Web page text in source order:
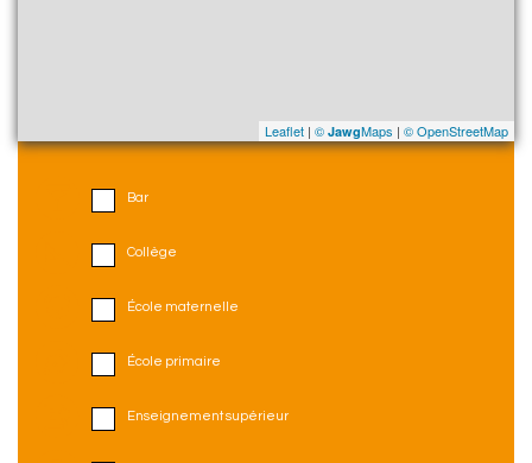
Leaflet | © JawgMaps | © OpenStreetMap
Bar
Collège
École maternelle
École primaire
Enseignement supérieur